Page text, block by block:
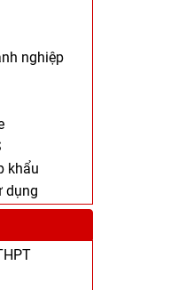
nghiệp
khẩu
dụng